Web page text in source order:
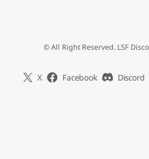
© All Right Reserved. LSF
X Facebook Discord